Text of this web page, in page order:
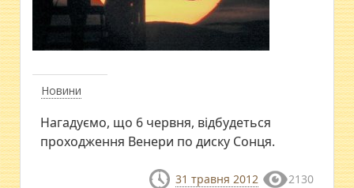
Новини
Нагадуємо, що 6 червня, відбудеться
проходження Венери по диску Сонця.
31 травня 2012 2130